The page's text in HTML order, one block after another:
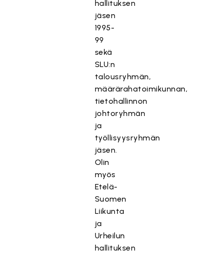
hallituksen
jäsen
1995-
99
sekä
SLU:n
talousryhmän,
määrärahatoimikunnan,
tietohallinnon
johtoryhmän
ja
työllisyysryhmän
jäsen.
Olin
myös
Etelä-
Suomen
Liikunta
ja
Urheilun
hallituksen